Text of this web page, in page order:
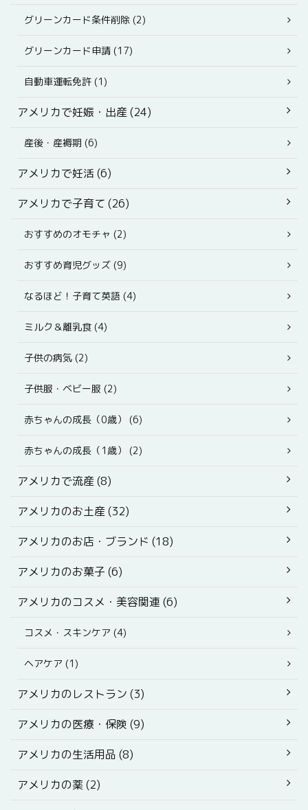
グリーンカード条件削除 (2)
グリーンカード申請 (17)
自動車運転免許 (1)
アメリカで妊娠・出産 (24)
産後・産褥期 (6)
アメリカで妊活 (6)
アメリカで子育て (26)
おすすめのオモチャ (2)
おすすめ育児グッズ (9)
なるほど！子育て英語 (4)
ミルク＆離乳食 (4)
子供の病気 (2)
子供服・ベビー服 (2)
赤ちゃんの成長（0歳） (6)
赤ちゃんの成長（1歳） (2)
アメリカで流産 (8)
アメリカのお土産 (32)
アメリカのお店・ブランド (18)
アメリカのお菓子 (6)
アメリカのコスメ・美容関連 (6)
コスメ・スキンケア (4)
ヘアケア (1)
アメリカのレストラン (3)
アメリカの医療・保険 (9)
アメリカの生活用品 (8)
アメリカの薬 (2)